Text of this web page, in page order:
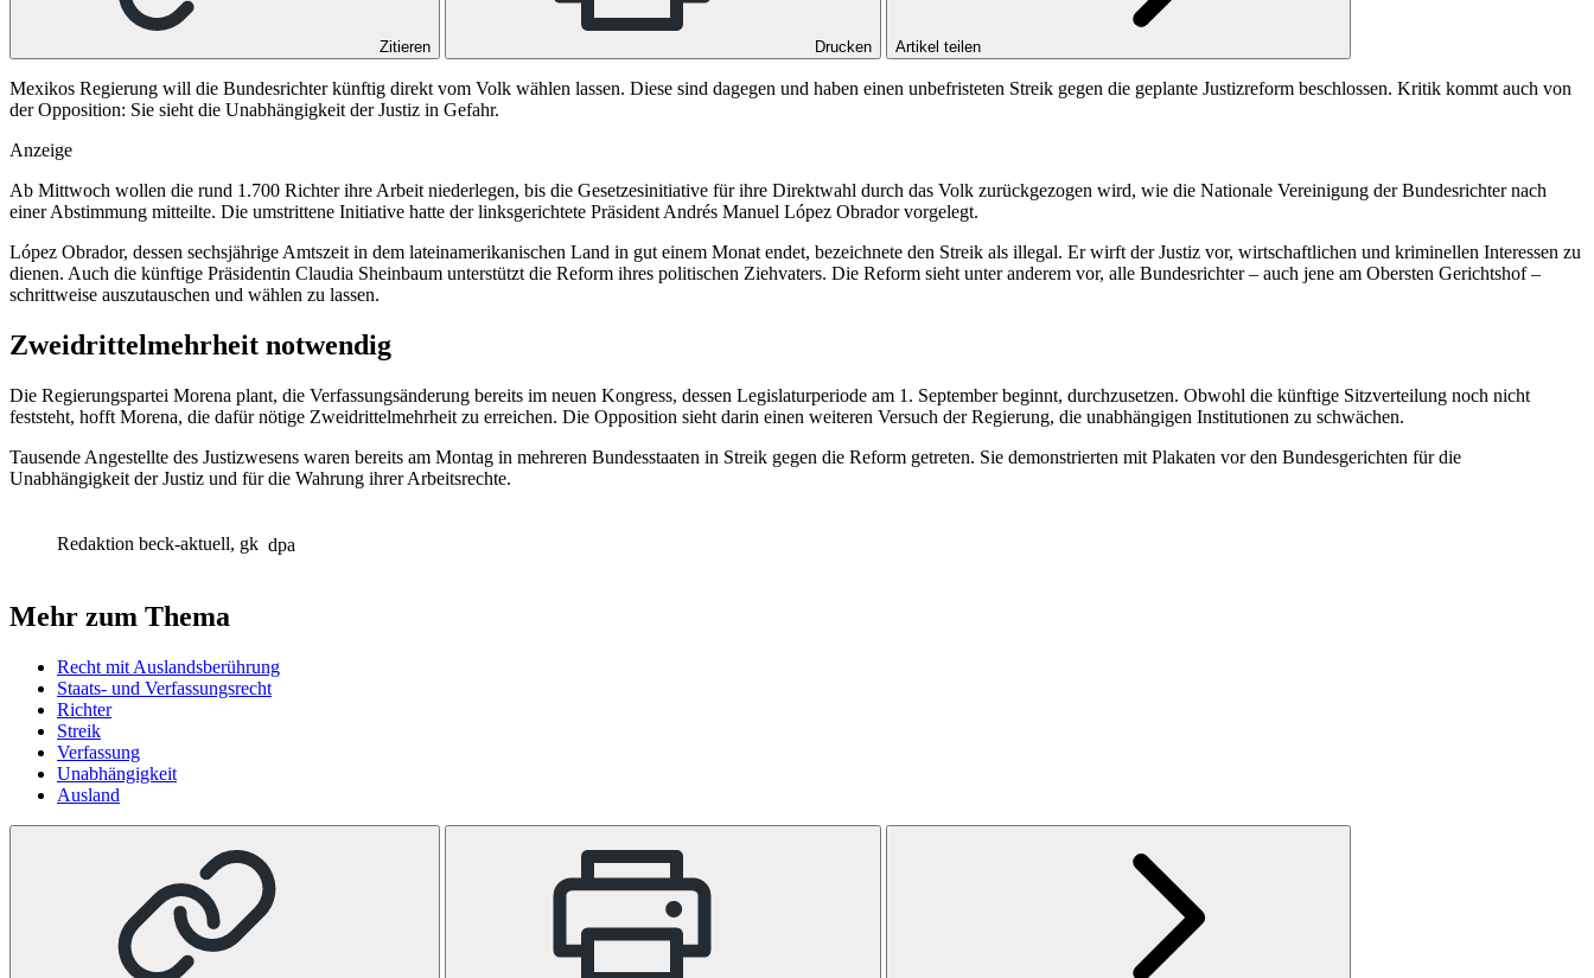
Zitieren Drucken Artikel teilen
Mexikos Regierung will die Bundesrichter künftig direkt vom Volk wählen lassen. Diese sind dagegen und haben einen unbefristeten Streik gegen die geplante Justizreform beschlossen. Kritik kommt auch von
der Opposition: Sie sieht die Unabhängigkeit der Justiz in Gefahr.
Anzeige
Ab Mittwoch wollen die rund 1.700 Richter ihre Arbeit niederlegen, bis die Gesetzesinitiative für ihre Direktwahl durch das Volk zurückgezogen wird, wie die Nationale Vereinigung der Bundesrichter nach
einer Abstimmung mitteilte. Die umstrittene Initiative hatte der linksgerichtete Präsident Andrés Manuel López Obrador vorgelegt.
López Obrador, dessen sechsjährige Amtszeit in dem lateinamerikanischen Land in gut einem Monat endet, bezeichnete den Streik als illegal. Er wirft der Justiz vor, wirtschaftlichen und kriminellen Interessen zu
dienen. Auch die künftige Präsidentin Claudia Sheinbaum unterstützt die Reform ihres politischen Ziehvaters. Die Reform sieht unter anderem vor, alle Bundesrichter – auch jene am Obersten Gerichtshof –
schrittweise auszutauschen und wählen zu lassen.
Zweidrittelmehrheit notwendig
Die Regierungspartei Morena plant, die Verfassungsänderung bereits im neuen Kongress, dessen Legislaturperiode am 1. September beginnt, durchzusetzen. Obwohl die künftige Sitzverteilung noch nicht
feststeht, hofft Morena, die dafür nötige Zweidrittelmehrheit zu erreichen. Die Opposition sieht darin einen weiteren Versuch der Regierung, die unabhängigen Institutionen zu schwächen.
Tausende Angestellte des Justizwesens waren bereits am Montag in mehreren Bundesstaaten in Streik gegen die Reform getreten. Sie demonstrierten mit Plakaten vor den Bundesgerichten für die
Unabhängigkeit der Justiz und für die Wahrung ihrer Arbeitsrechte.
Redaktion beck-aktuell, gk dpa
Mehr zum Thema
Recht mit Auslandsberührung
Staats- und Verfassungsrecht
Richter
Streik
Verfassung
Unabhängigkeit
Ausland